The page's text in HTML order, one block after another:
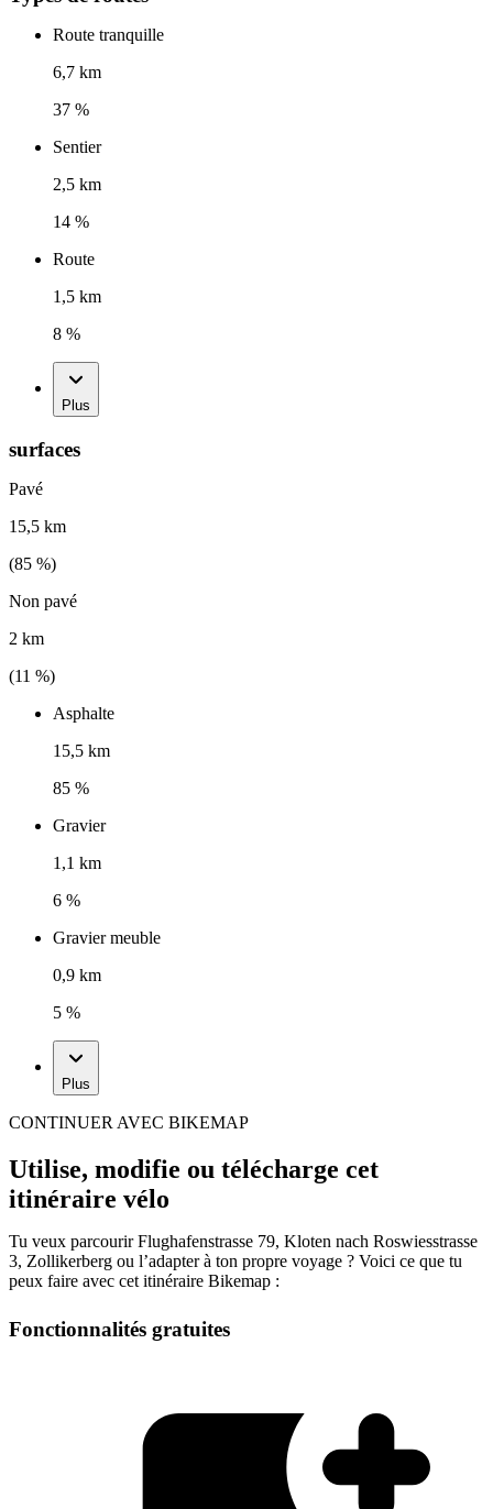
Route tranquille
6,7 km
37 %
Sentier
2,5 km
14 %
Route
1,5 km
8 %
Plus
surfaces
Pavé
15,5 km
(85 %)
Non pavé
2 km
(11 %)
Asphalte
15,5 km
85 %
Gravier
1,1 km
6 %
Gravier meuble
0,9 km
5 %
Plus
CONTINUER AVEC BIKEMAP
Utilise, modifie ou télécharge cet
itinéraire vélo
Tu veux parcourir Flughafenstrasse 79, Kloten nach Roswiesstrasse
3, Zollikerberg ou l’adapter à ton propre voyage ? Voici ce que tu
peux faire avec cet itinéraire Bikemap :
Fonctionnalités gratuites